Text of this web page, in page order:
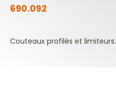
690.092
Couteaux profilés et limiteurs.